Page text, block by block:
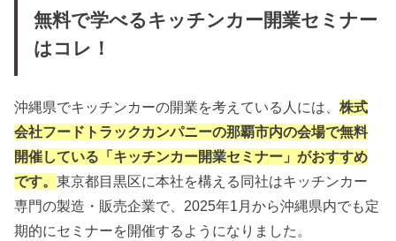
無料で学べるキッチンカー開業セミナー
はコレ！
沖縄県でキッチンカーの開業を考えている人には、株式
会社フードトラックカンパニーの那覇市内の会場で無料
開催している「キッチンカー開業セミナー」がおすすめ
です。東京都目黒区に本社を構える同社はキッチンカー
専門の製造・販売企業で、2025年1月から沖縄県内でも定
期的にセミナーを開催するようになりました。